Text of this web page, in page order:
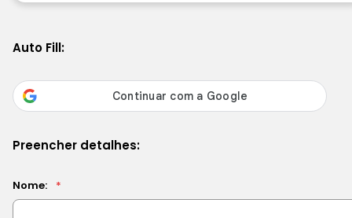
Auto Fill:
Preencher detalhes:
Nome: *